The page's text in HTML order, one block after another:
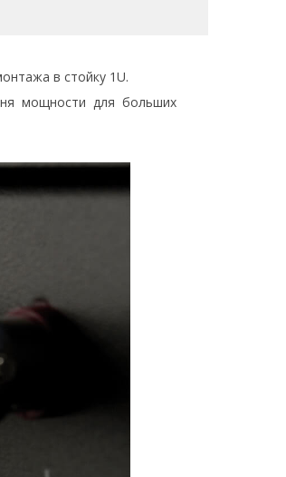
в стойку 1U.
мощности для больших